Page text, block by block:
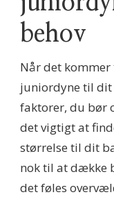
behov
Når det
juniordyne til dit
faktorer, du bør
det vigtigt at
størrelse til dit
nok til at dække
det føles